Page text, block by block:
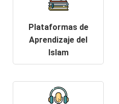
Plataformas de
Aprendizaje del
Islam